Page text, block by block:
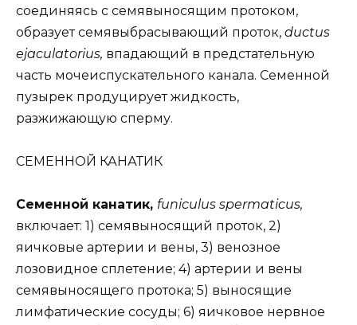
соединяясь с семявыносящим протоком,
образует семявыбрасывающий проток, ductus
ejaculatorius, впадающий в предстательную
часть мочеиспускательного канала. Семенной
пузырек продуцирует жидкость,
разжижающую сперму.
СЕМЕННОЙ КАНАТИК
Семенной канатик, funiculus spermaticus,
включает: 1) семявыносящий проток, 2)
яичковые артерии и вены, 3) венозное
лозовидное сплетение; 4) артерии и вены
семявыносящего протока; 5) выносящие
лимфатические сосуды; 6) яичковое нервное